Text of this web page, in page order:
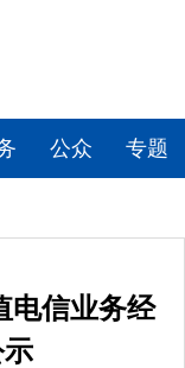
公众 专题
电信业务经